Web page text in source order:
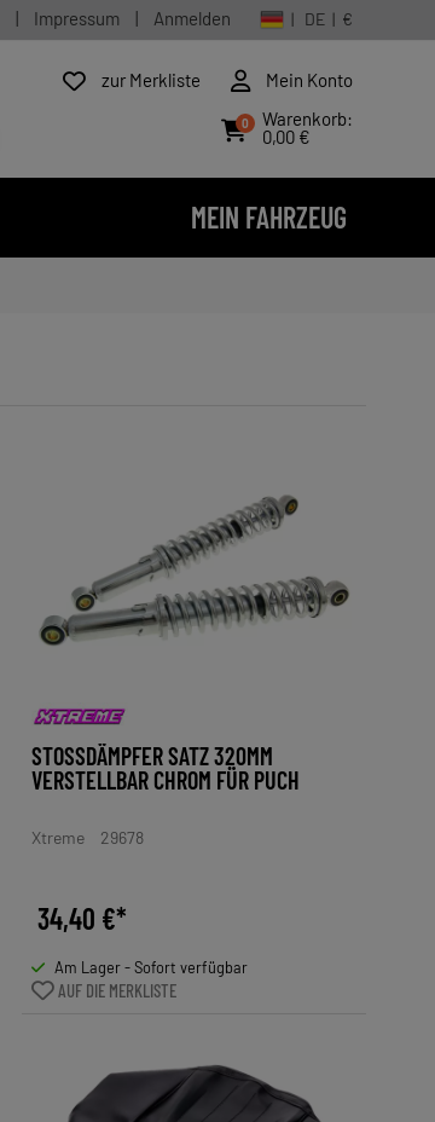
| Impressum | Anmelden | DE | €
zur Merkliste Mein Konto
0
Warenkorb:
0,00 €
MEIN FAHRZEUG
STOSSDÄMPFER SATZ 320MM V
ERSTELLBAR CHROM FÜR PUCH
Xtreme 29678
34,40 €*
Am Lager - Sofort verfügbar
AUF DIE MERKLISTE